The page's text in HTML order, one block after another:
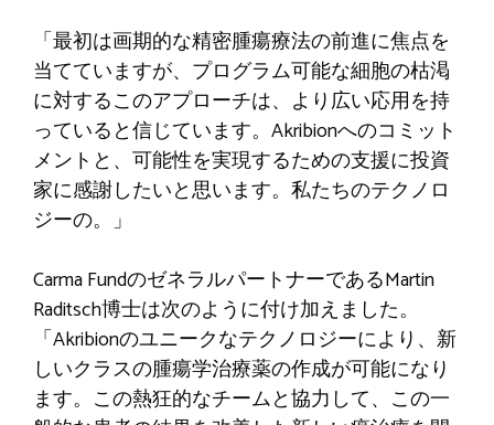
「最初は画期的な精密腫瘍療法の前進に焦点を
当てていますが、プログラム可能な細胞の枯渇
に対するこのアプローチは、より広い応用を持
っていると信じています。Akribion​​へのコミット
メントと、可能性を実現するための支援に投資
家に感謝したいと思います。私たちのテクノロ
ジーの。」
Carma FundのゼネラルパートナーであるMartin
Raditsch博士は次のように付け加えました。
「Akribion​​のユニークなテクノロジーにより、新
しいクラスの腫瘍学治療薬の作成が可能になり
ます。この熱狂的なチームと協力して、この一